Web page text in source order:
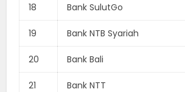
18 Bank SulutGo
19 Bank NTB Syariah
20 Bank Bali
21 Bank NTT